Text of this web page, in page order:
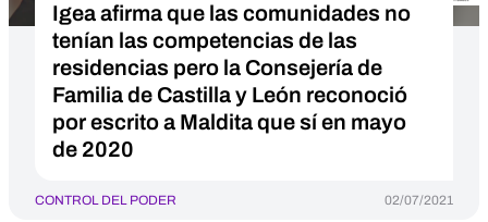
Igea afirma que las comunidades no
tenían las competencias de las
residencias pero la Consejería de
Familia de Castilla y León reconoció
por escrito a Maldita que sí en mayo
de 2020
CONTROL DEL PODER 02/07/2021